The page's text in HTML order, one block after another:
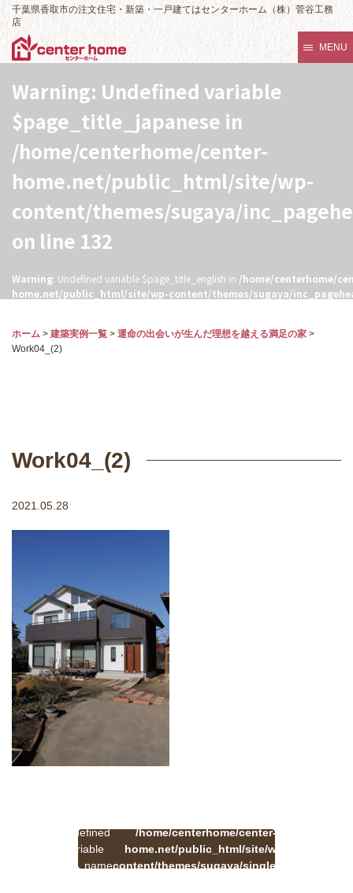
千葉県香取市の注文住宅・新築・一戸建てはセンターホーム（株）菅谷工務
店
MENU
Warning: Undefined variable
$page_title_japanese in
/home/centerhome/center-
home.net/public_html/site/wp-
content/themes/sugaya/
on line 132
Warning: Undefined variable $page_title_english in /home/centerhome/
home.net/public_html/site/wp-content/themes/sugaya/
ホーム > 建築実例一覧 > 運命の出会いが生んだ理想を越える満足の家 >
Work04_(2)
Work04_(2)
2021.05.28
Undefined
variable
$cat_name
/home/centerhome/center-
home.net/public_html/site/wp-
content/themes/sugaya/single.php